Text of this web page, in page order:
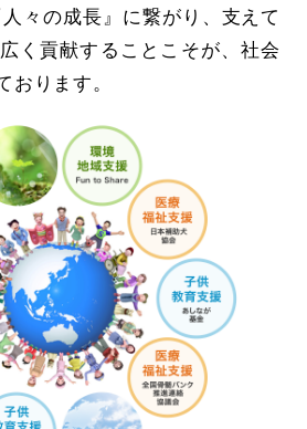
人々の成長』に繋がり、支えて
く貢献することこそが、社会
おります。